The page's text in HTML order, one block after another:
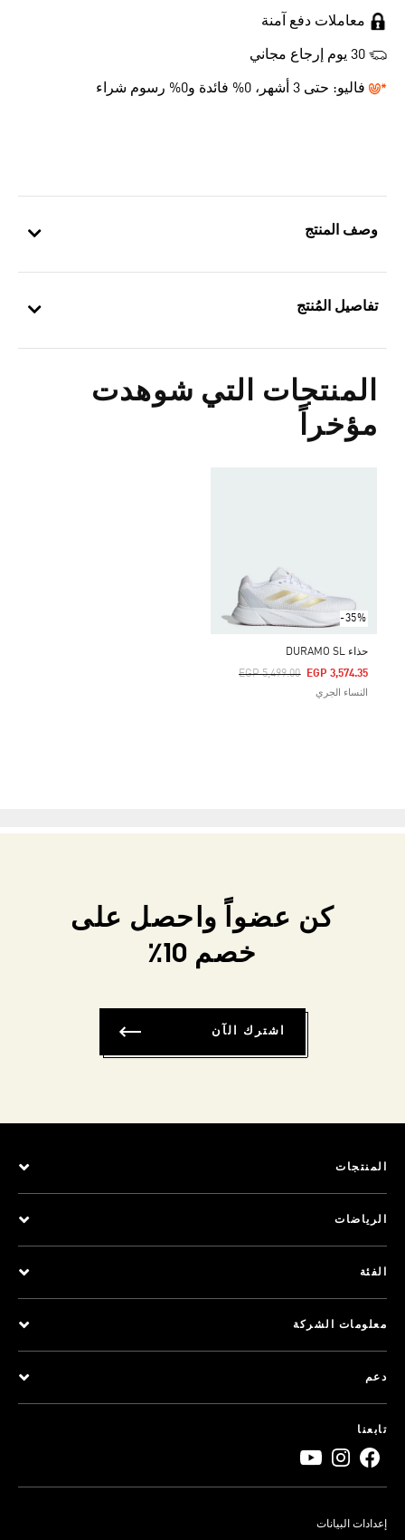
وصف المنتج
تفاصيل المُنتج
المنتجات التي شوهدت
مؤخراً
-35%
حذاء DURAMO SL
Price Reduced From
EGP 5,499.00
To EGP 3,574.35
النساء الجري
معاملات دفع آمنة
فاليو: حتى 3 أشهر، 0% فائدة و0% رسوم شراء
كن عضواً واحصل على
خصم 10٪
اشترك الآن
المنتجات
الرياضات
الفئة
معلومات الشركة
دعم
تابعنا
إعدادات البيانات